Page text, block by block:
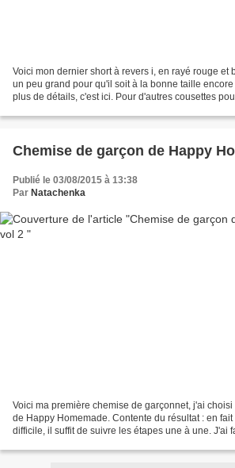
Voici mon dernier short à revers i, en rayé rouge et
un peu grand pour qu'il soit à la bonne taille
plus de détails, c'est ici. Pour d'autres cousettes
Chemise de garçon de Happy
Publié le 03/08/2015 à 13:38
Par Natachenka
Voici ma première chemise de garçonnet, j'ai
de Happy Homemade. Contente du résultat : en
difficile, il suffit de suivre les étapes une à une. J'ai